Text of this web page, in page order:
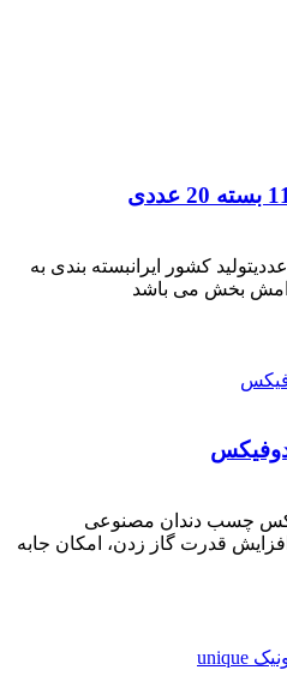
دمنوش کرن بری 111 بسته 20 عددیتولید کشور ایرانبسته بندی به
بخش می باشد
چسب دندان مصنوعی
قدرت گاز زدن، امکان جابه